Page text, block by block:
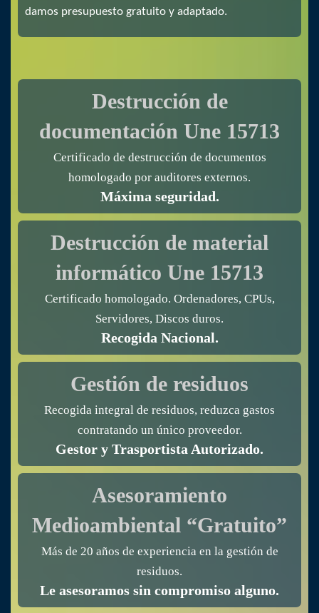
damos presupuesto gratuito y adaptado.
Destrucción de
documentación Une 15713
Certificado de destrucción de documentos
homologado por auditores externos.
Máxima seguridad.
Destrucción de material
informático Une 15713
Certificado homologado. Ordenadores, CPUs,
Servidores, Discos duros.
Recogida Nacional.
Gestión de residuos
Recogida integral de residuos, reduzca gastos
contratando un único proveedor.
Gestor y Trasportista Autorizado.
Asesoramiento
Medioambiental “Gratuito”
Más de 20 años de experiencia en la gestión de
residuos.
Le asesoramos sin compromiso alguno.